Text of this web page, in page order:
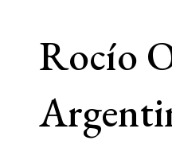
Rocío